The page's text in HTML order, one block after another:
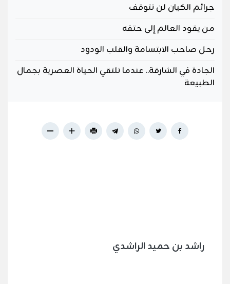
جرائم الكيان لن تتوقف
من يقود العالم إلى حتفه
رحل صاحب الابتسامة والقلب الودود
الجادة في الشارقة.. عندما تلتقي الحياة العصرية بجمال
الطبيعة
راشد بن حميد الراشدي